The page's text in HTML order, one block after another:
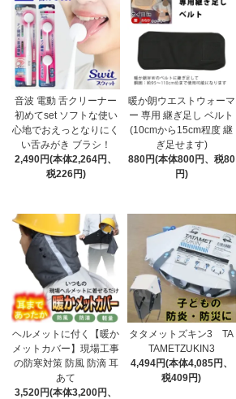
音波 電動 舌クリーナー
初めてset ソフトな使い
心地でおえっとなりにく
い舌みがき ブラシ！
2,490円(本体2,264円、
税226円)
暖か朗ウエストウォーマ
ー 専用 継ぎ足し ベルト
(10cmから15cm程度 継
ぎ足せます)
880円(本体800円、税80
円)
ヘルメットに付く【暖か
メットカバー】現場工事
の防寒対策 防風 防滴 耳
あて
3,520円(本体3,200円、
タタメットズキン3 TA
TAMETZUKIN3
4,494円(本体4,085円、
税409円)